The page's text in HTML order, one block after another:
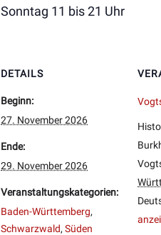
Sonntag 11 bis 21 Uhr
DETAILS
Beginn:
27. November 2026
Ende:
29. November 2026
Veranstaltungskategorien:
Baden-Württemberg,
Schwarzwald, Süden